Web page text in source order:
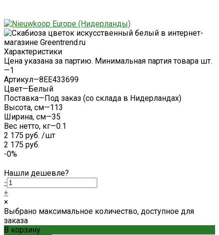
Характеристики
Цена указана за партию. Минимальная партия товара шт.
—1
Артикул—8EE433699
Цвет—Белый
Поставка—Под заказ (со склада в Нидерландах)
Высота, см—113
Ширина, см—35
Вес нетто, кг—0.1
2 175 руб. /шт
2 175 руб.
-0%
Нашли дешевле?
-
+
×
Выбрано максимальное количество, доступное для
заказа
В корзину